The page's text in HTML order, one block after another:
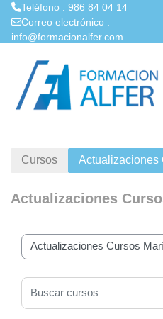
Teléfono : 986 84 04 14
Correo electrónico :
info@formacionalfer.com
Cursos Actualizaciones
Actualizaciones
Categorías
Buscar cursos